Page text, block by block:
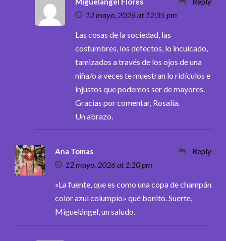
12 mayo, 2026 at 12:35 pm
Las cosas de la sociedad, las
costumbres, los defectos, lo inculcado,
tamizados a través de los ojos de una
niña/o a veces te muestran lo ridículos e
injustos que podemos ser de mayores.
Gracias por comentar, Rosalía.
Un abrazo.
Ana Tomas
12 mayo, 2026 at 1:10 pm
Reply
«La fuente, que es como una copa de champán
color azul columpio» qué bonito. Suerte,
Miguelángel, un saludo.